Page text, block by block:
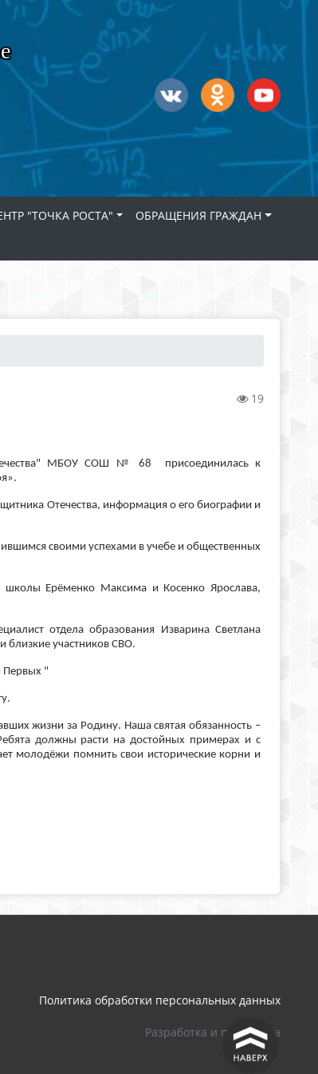
"ТОЧКА РОСТА"
ОБРАЩЕНИЯ ГРАЖДАН
19
МБОУ СОШ № 68 присоединилась к
Отечества, информация о его биографии и
своими успехами в учебе и общественных
Ерёменко Максима и Косенко Ярослава,
отдела образования Изварина Светлана
близкие участников СВО.
Первых "
жизни за Родину. Наша святая обязанность –
должны расти на достойных примерах и с
молодёжи помнить свои исторические корни и
^
Политика обработки персональных данных
Разработка и поддержка